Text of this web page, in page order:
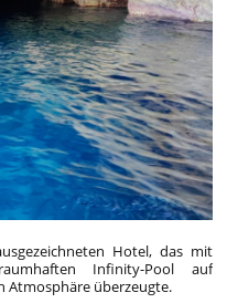
Hotel, das mit
Infinity-Pool auf
Atmosphäre überzeugte.